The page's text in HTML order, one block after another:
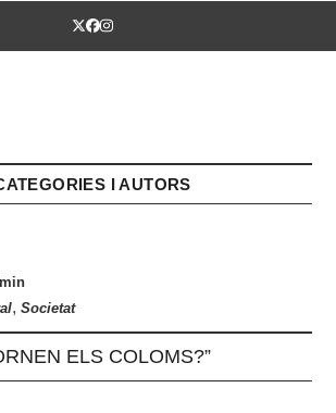
Twitter
Facebook
Instagram
I AUTORS
,Societat
ELS COLOMS?”